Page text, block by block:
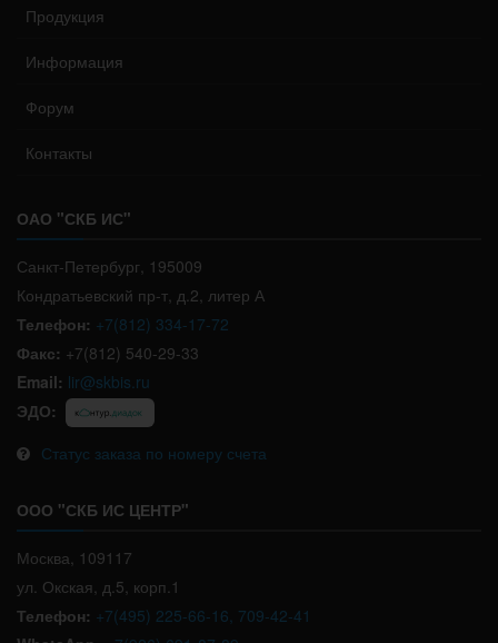
Продукция
Информация
Форум
Контакты
ОАО "СКБ ИС"
Санкт-Петербург, 195009
Кондратьевский пр-т, д.2, литер А
Телефон: +7(812) 334-17-72
Факс: +7(812) 540-29-33
Email: lir@skbis.ru
ЭДО:
Статус заказа по номеру счета
ООО "СКБ ИС ЦЕНТР"
Москва, 109117
ул. Окская, д.5, корп.1
Телефон: +7(495) 225-66-16, 709-42-41